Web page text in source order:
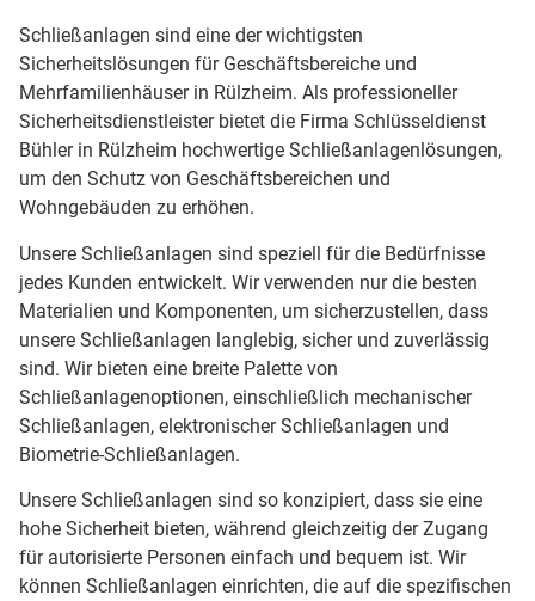
Schließanlagen sind eine der wichtigsten
Sicherheitslösungen für Geschäftsbereiche und
Mehrfamilienhäuser in Rülzheim. Als professioneller
Sicherheitsdienstleister bietet die Firma Schlüsseldienst
Bühler in Rülzheim hochwertige Schließanlagenlösungen,
um den Schutz von Geschäftsbereichen und
Wohngebäuden zu erhöhen.
Unsere Schließanlagen sind speziell für die Bedürfnisse
jedes Kunden entwickelt. Wir verwenden nur die besten
Materialien und Komponenten, um sicherzustellen, dass
unsere Schließanlagen langlebig, sicher und zuverlässig
sind. Wir bieten eine breite Palette von
Schließanlagenoptionen, einschließlich mechanischer
Schließanlagen, elektronischer Schließanlagen und
Biometrie-Schließanlagen.
Unsere Schließanlagen sind so konzipiert, dass sie eine
hohe Sicherheit bieten, während gleichzeitig der Zugang
für autorisierte Personen einfach und bequem ist. Wir
können Schließanlagen einrichten, die auf die spezifischen